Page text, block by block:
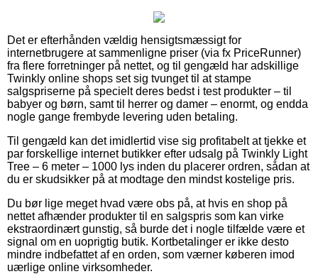
Det er efterhånden vældig hensigtsmæssigt for
internetbrugere at sammenligne priser (via fx PriceRunner)
fra flere forretninger på nettet, og til gengæld har adskillige
Twinkly online shops set sig tvunget til at stampe
salgspriserne på specielt deres bedst i test produkter – til
babyer og børn, samt til herrer og damer – enormt, og endda
nogle gange frembyde levering uden betaling.
Til gengæld kan det imidlertid vise sig profitabelt at tjekke et
par forskellige internet butikker efter udsalg på Twinkly Light
Tree – 6 meter – 1000 lys inden du placerer ordren, sådan at
du er skudsikker på at modtage den mindst kostelige pris.
Du bør lige meget hvad være obs på, at hvis en shop på
nettet afhænder produkter til en salgspris som kan virke
ekstraordinært gunstig, så burde det i nogle tilfælde være et
signal om en uoprigtig butik. Kortbetalinger er ikke desto
mindre indbefattet af en orden, som værner køberen imod
uærlige online virksomheder.